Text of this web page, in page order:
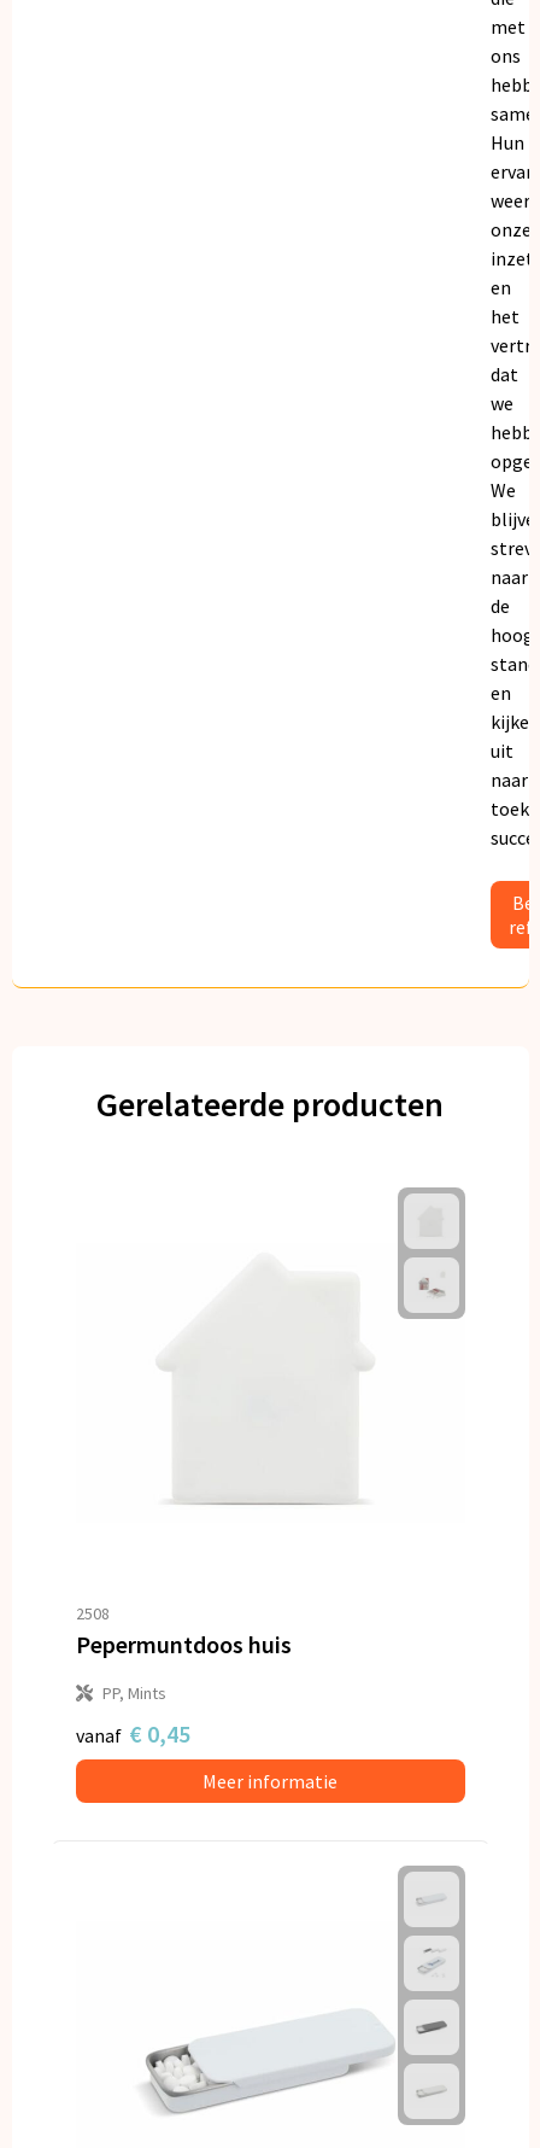
met
ons
Hun
onze
inzet
en
het
dat
we
We
naar
de
en
kijken
uit
naar
Gerelateerde producten
2508
Pepermuntdoos huis
PP, Mints
vanaf € 0,45
Meer informatie